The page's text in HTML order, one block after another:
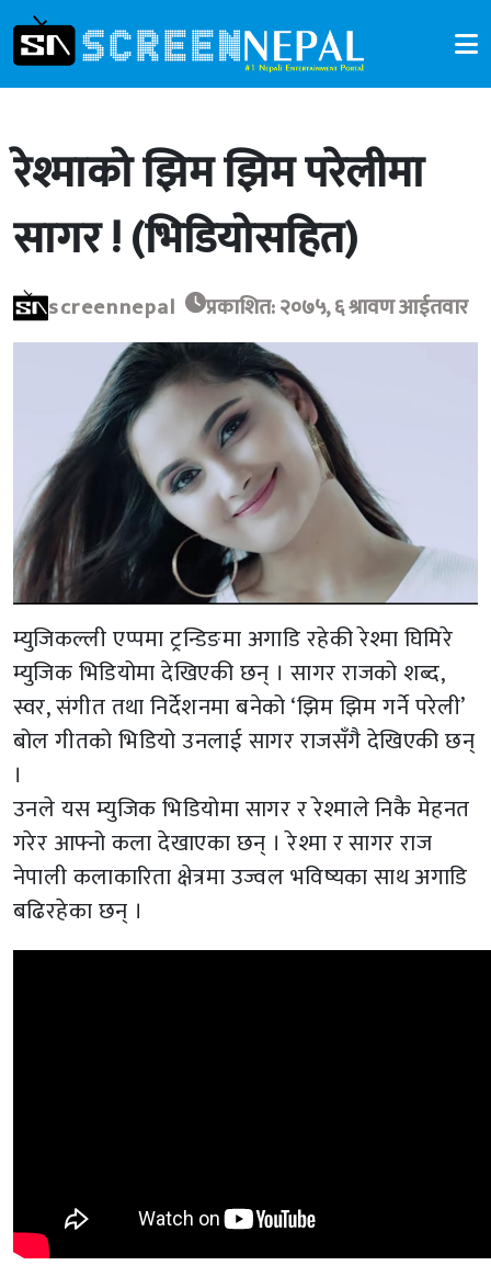
रेश्माको झिम झिम परेलीमा
सागर ! (भिडियोसहित)
screennepal प्रकाशित: २०७५, ६ श्रावण आईतवार
म्युजिकल्ली एप्पमा ट्रन्डिङमा अगाडि रहेकी रेश्मा घिमिरे
म्युजिक भिडियोमा देखिएकी छन् । सागर राजको शब्द,
स्वर, संगीत तथा निर्देशनमा बनेको ‘झिम झिम गर्ने परेली’
बोल गीतको भिडियो उनलाई सागर राजसँगै देखिएकी छन्
।
उनले यस म्युजिक भिडियोमा सागर र रेश्माले निकै मेहनत
गरेर आफ्नो कला देखाएका छन् । रेश्मा र सागर राज
नेपाली कलाकारिता क्षेत्रमा उज्वल भविष्यका साथ अगाडि
बढिरहेका छन् ।